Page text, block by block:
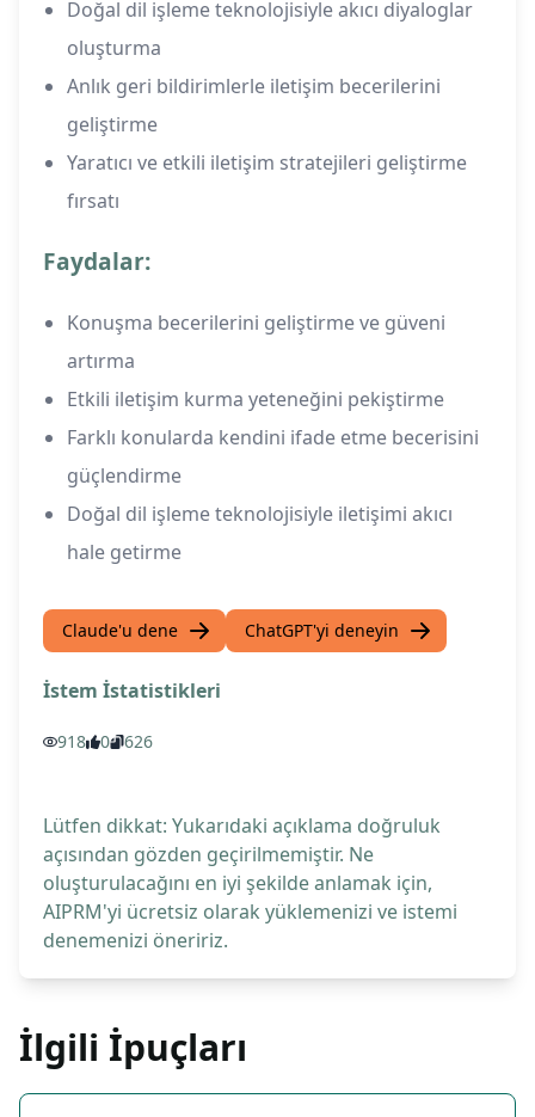
Doğal dil işleme teknolojisiyle akıcı diyaloglar
oluşturma
Anlık geri bildirimlerle iletişim becerilerini
geliştirme
Yaratıcı ve etkili iletişim stratejileri geliştirme
fırsatı
Faydalar:
Konuşma becerilerini geliştirme ve güveni
artırma
Etkili iletişim kurma yeteneğini pekiştirme
Farklı konularda kendini ifade etme becerisini
güçlendirme
Doğal dil işleme teknolojisiyle iletişimi akıcı
hale getirme
Claude'u dene ChatGPT'yi deneyin
İstem İstatistikleri
918 0 626
Lütfen dikkat: Yukarıdaki açıklama doğruluk
açısından gözden geçirilmemiştir. Ne
oluşturulacağını en iyi şekilde anlamak için,
AIPRM'yi ücretsiz olarak yüklemenizi ve istemi
denemenizi öneririz.
İlgili İpuçları